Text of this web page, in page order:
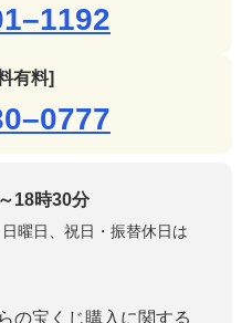
有料]
18時30分
曜日、祝日・振替休日は
の宝くじ購入に関する